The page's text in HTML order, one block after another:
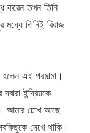
করেন তখন তিনি
তিনিই বিরাজ
এই পরমাত্মা।
ইন্দ্রিয়কে
আমার চোখ আছে
দেখে থাকি।